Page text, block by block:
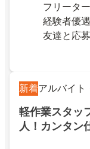
フリータ
経験者優遇
友達と応
新着アルバイト
軽作業スタッ
人！カンタン